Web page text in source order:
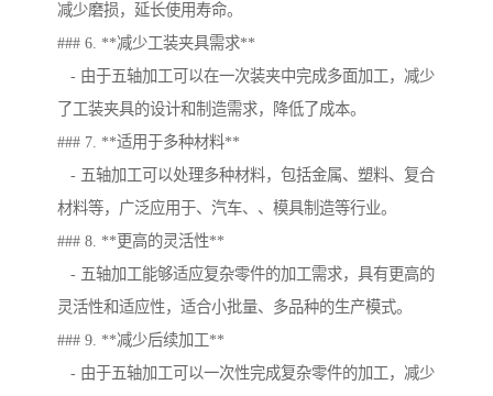
减少磨损，延长使用寿命。
### 6. **减少工装夹具需求**
- 由于五轴加工可以在一次装夹中完成多面加工，减少
了工装夹具的设计和制造需求，降低了成本。
### 7. **适用于多种材料**
- 五轴加工可以处理多种材料，包括金属、塑料、复合
材料等，广泛应用于、汽车、、模具制造等行业。
### 8. **更高的灵活性**
- 五轴加工能够适应复杂零件的加工需求，具有更高的
灵活性和适应性，适合小批量、多品种的生产模式。
### 9. **减少后续加工**
- 由于五轴加工可以一次性完成复杂零件的加工，减少